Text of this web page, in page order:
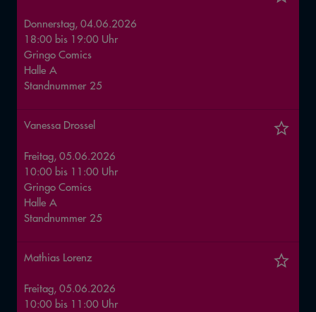
Donnerstag, 04.06.2026
18:00 bis 19:00 Uhr
Gringo Comics
Halle A
Standnummer 25
Vanessa Drossel
Freitag, 05.06.2026
10:00 bis 11:00 Uhr
Gringo Comics
Halle A
Standnummer 25
Mathias Lorenz
Freitag, 05.06.2026
10:00 bis 11:00 Uhr